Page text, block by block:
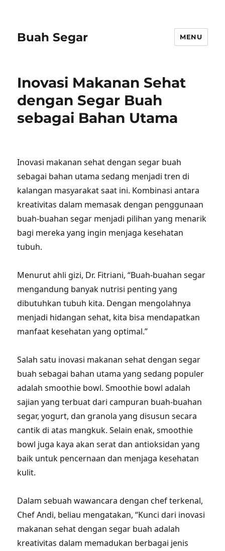
Buah Segar MENU
Inovasi Makanan Sehat
dengan Segar Buah
sebagai Bahan Utama
Inovasi makanan sehat dengan segar buah
sebagai bahan utama sedang menjadi tren di
kalangan masyarakat saat ini. Kombinasi antara
kreativitas dalam memasak dengan penggunaan
buah-buahan segar menjadi pilihan yang menarik
bagi mereka yang ingin menjaga kesehatan
tubuh.
Menurut ahli gizi, Dr. Fitriani, “Buah-buahan segar
mengandung banyak nutrisi penting yang
dibutuhkan tubuh kita. Dengan mengolahnya
menjadi hidangan sehat, kita bisa mendapatkan
manfaat kesehatan yang optimal.”
Salah satu inovasi makanan sehat dengan segar
buah sebagai bahan utama yang sedang populer
adalah smoothie bowl. Smoothie bowl adalah
sajian yang terbuat dari campuran buah-buahan
segar, yogurt, dan granola yang disusun secara
cantik di atas mangkuk. Selain enak, smoothie
bowl juga kaya akan serat dan antioksidan yang
baik untuk pencernaan dan menjaga kesehatan
kulit.
Dalam sebuah wawancara dengan chef terkenal,
Chef Andi, beliau mengatakan, “Kunci dari inovasi
makanan sehat dengan segar buah adalah
kreativitas dalam memadukan berbagai jenis